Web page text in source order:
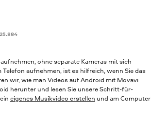
25.884
ohne separate Kameras mit sich
aufnehmen, ist es hilfreich, wenn Sie das
wir, wie man Videos auf Android mit Movavi
herunter und lesen Sie unsere Schritt-für-
eigenes Musikvideo erstellen und am Computer